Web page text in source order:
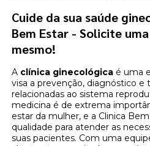
Cuide da sua saúde
Bem Estar - Solicite
mesmo!
A clínica ginecológica é uma
visa a prevenção, diagnóstico
relacionadas ao sistema
medicina é de extrema
estar da mulher, e a Clinica
qualidade para atender as
suas pacientes. Com uma